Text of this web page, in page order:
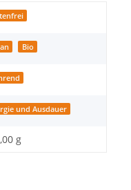
Bio
und Ausdauer
g